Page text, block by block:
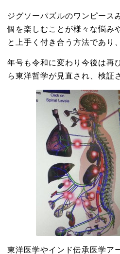
ジグソーパズルのワンピース
個を楽しむことが様々な悩み
と上手く付き合う方法であり
年号も令和に変わり今後は再
ら東洋哲学が見直され、検証
東洋医学やインド伝承医学ア